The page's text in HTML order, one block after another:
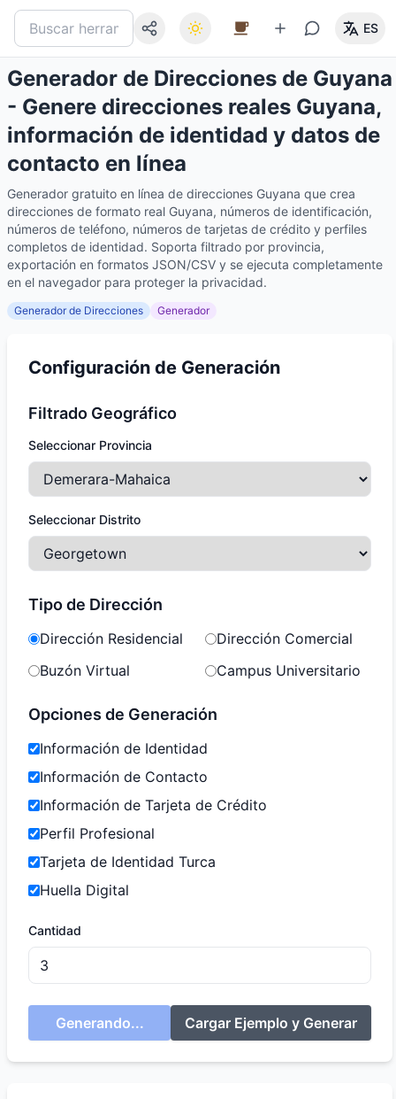
ES
Generador de Direcciones de Guyana
- Genere direcciones reales Guyana,
información de identidad y datos de
contacto en línea
Generador gratuito en línea de direcciones Guyana que crea
direcciones de formato real Guyana, números de identificación,
números de teléfono, números de tarjetas de crédito y perfiles
completos de identidad. Soporta filtrado por provincia,
exportación en formatos JSON/CSV y se ejecuta completamente
en el navegador para proteger la privacidad.
Generador de Direcciones Generador
Configuración de Generación
Filtrado Geográfico
Seleccionar Provincia
Seleccionar Distrito
Tipo de Dirección
Dirección Residencial
Dirección Comercial
Buzón Virtual
Campus Universitario
Opciones de Generación
Información de Identidad
Información de Contacto
Información de Tarjeta de Crédito
Perfil Profesional
Tarjeta de Identidad Turca
Huella Digital
Cantidad
Generando... Cargar Ejemplo y Generar